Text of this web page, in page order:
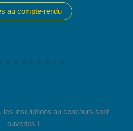
au compte-rendu
les inscriptions au concours sont
ouvertes !